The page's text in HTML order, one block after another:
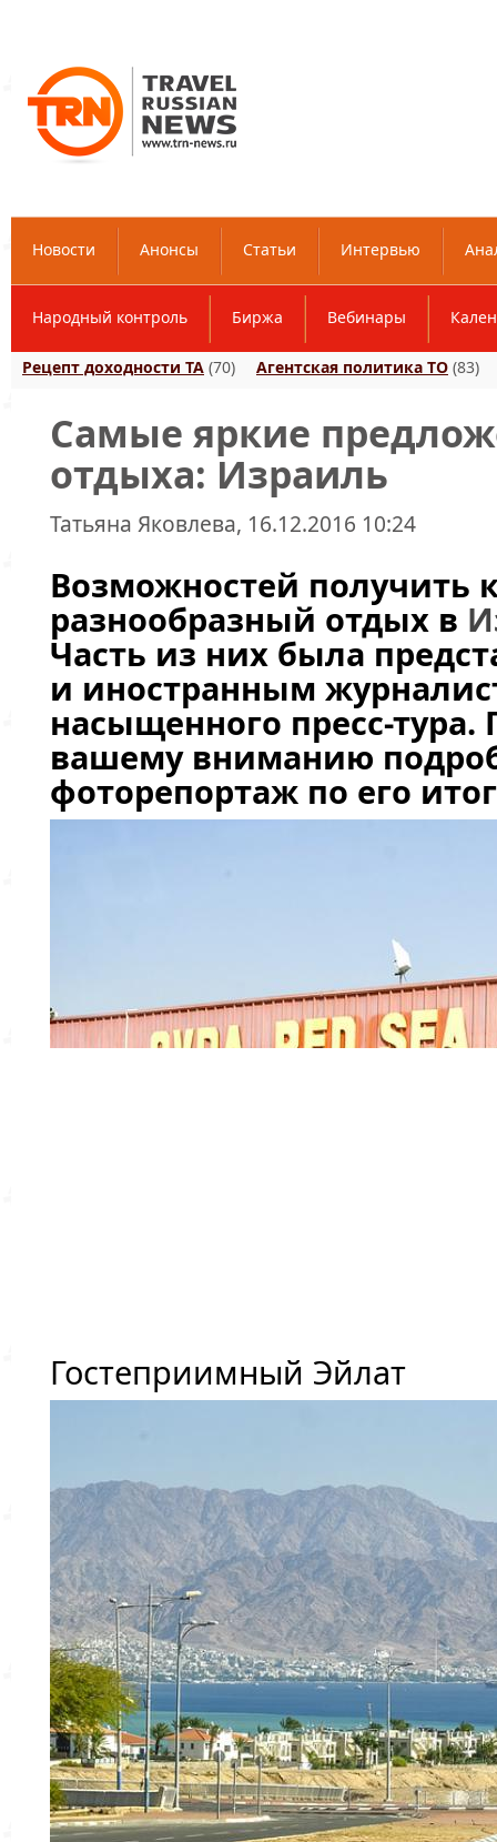
Новости Анонсы Статьи Интервью
Народный контроль Биржа Вебинары
Рецепт доходности ТА (70) Агентская политика ТО (83)
Самые яркие
отдыха: Израиль
Татьяна Яковлева, 16.12.2016 10:24
Возможностей получить
разнообразный отдых в
Часть из них была
и иностранным
насыщенного пресс-тура.
вашему вниманию
фоторепортаж по его
Гостеприимный Эйлат